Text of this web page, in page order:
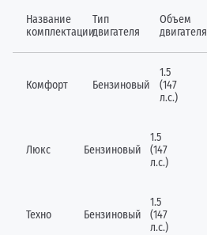
Название
комплектации
Тип
двигателя
Объем
двигателя
Комфорт Бензиновый
1.5
(147
л.с.)
Люкс Бензиновый
1.5
(147
л.с.)
Техно Бензиновый
1.5
(147
л.с.)